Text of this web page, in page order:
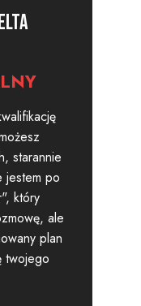
starannie
jestem po
który
ale
plan
twojego